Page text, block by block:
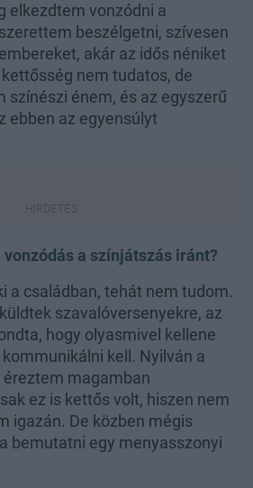
elkezdtem vonzódni a
beszélgetni, szívesen
akár az idős néniket
nem tudatos, de
színészi énem, és az egyszerű
ebben az egyensúlyt
a színjátszás iránt?
a családban, tehát nem tudom.
szavalóversenyekre, az
hogy olyasmivel kellene
kell. Nyilván a
magamban
ez is kettős volt, hiszen nem
igazán. De közben mégis
bemutatni egy menyasszonyi